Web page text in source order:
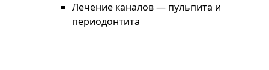
Лечение каналов — пульпита и
периодонтита